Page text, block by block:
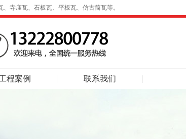
寺庙瓦、石板瓦、平板瓦、仿古筒瓦等。
程案例 联系我们